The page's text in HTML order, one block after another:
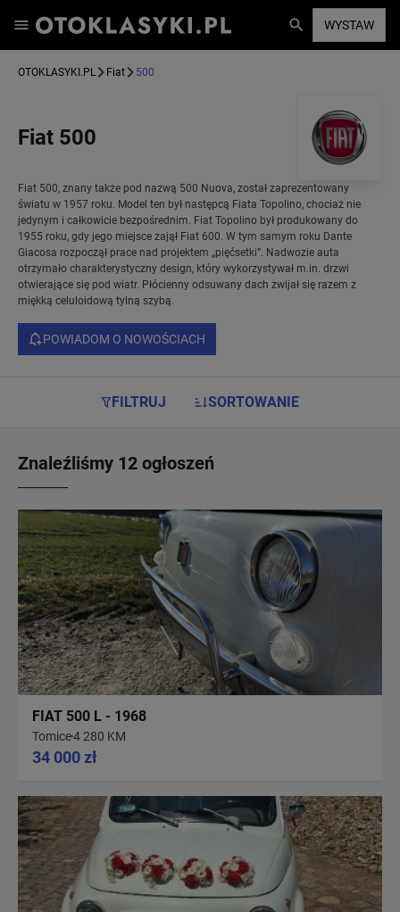
WYSTAW
OTOKLASYKI.PL Fiat 500
Fiat 500
Fiat 500, znany także pod nazwą 500 Nuova, został zaprezentowany
światu w 1957 roku. Model ten był następcą Fiata Topolino, chociaż nie
jedynym i całkowicie bezpośrednim. Fiat Topolino był produkowany do
1955 roku, gdy jego miejsce zajął Fiat 600. W tym samym roku Dante
Giacosa rozpoczął prace nad projektem „pięćsetki”. Nadwozie auta
otrzymało charakterystyczny design, który wykorzystywał m.in. drzwi
otwierające się pod wiatr. Płócienny odsuwany dach zwijał się razem z
miękką celuloidową tylną szybą.
POWIADOM O NOWOŚCIACH
FILTRUJ SORTOWANIE
Znaleźliśmy 12 ogłoszeń
FIAT 500 L - 1968
Tomice4 280 KM
34 000 zł